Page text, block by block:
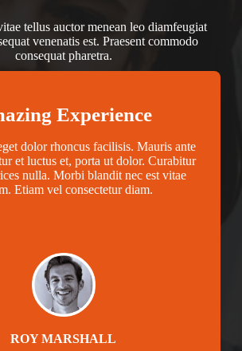
tellus auctor menean leo diamfeugiat
venenatis est. Praesent commodo
consequat pharetra.
Experience
dolor rhoncus facilisis. Mauris ante
et luctus et, porta ut dolor. Curabitur
nulla. Morbi blandit nec est vitae
Etiam vel consectetur diam.
ROY MARSHALL